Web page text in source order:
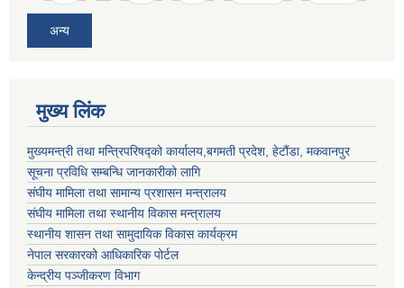
अन्य
मुख्य लिंक
मुख्यमन्त्री तथा मन्त्रिपरिषद्को कार्यालय,बगमती प्रदेश, हेटौंडा, मकवानपुर
सूचना प्रविधि सम्बन्धि जानकारीको लागि
संघीय मामिला तथा सामान्य प्रशासन मन्त्रालय
संघीय मामिला तथा स्थानीय विकास मन्त्रालय
स्थानीय शासन तथा सामुदायिक विकास कार्यक्रम
नेपाल सरकारको आधिकारिक पोर्टल
केन्द्रीय पञ्जीकरण विभाग